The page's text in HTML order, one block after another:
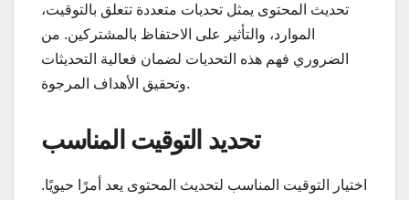
تحديث المحتوى يمثل تحديات متعددة تتعلق بالتوقيت،
الموارد، والتأثير على الاحتفاظ بالمشتركين. من
الضروري فهم هذه التحديات لضمان فعالية التحديثات
وتحقيق الأهداف المرجوة.
تحديد التوقيت المناسب
اختيار التوقيت المناسب لتحديث المحتوى يعد أمرًا حيويًا.